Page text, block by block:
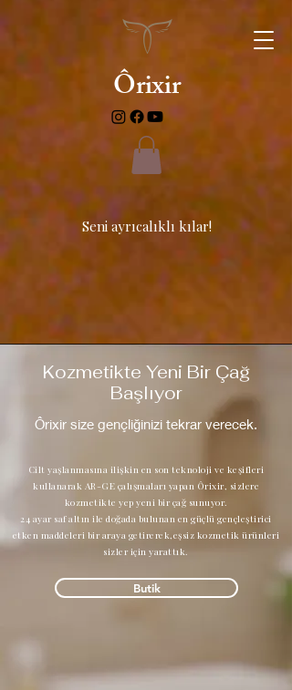
Ôrixir
Seni ayrıcalıklı kılar!
Kozmetikte Yeni Bir Çağ
Başlıyor
Ôrixir size gençliğinizi tekrar verecek.
Cilt yaşlanmasına ilişkin en son teknoloji ve keşifleri
kullanarak AR-GE çalışmaları yapan Ôrixir, sizlere
kozmetikte yep yeni bir çağ sunuyor.
24 ayar saf altın ile doğada bulunan en güçlü gençleştirici
etken maddeleri bir araya getirerek,eşsiz kozmetik ürünleri
sizler için yarattık.
Butik